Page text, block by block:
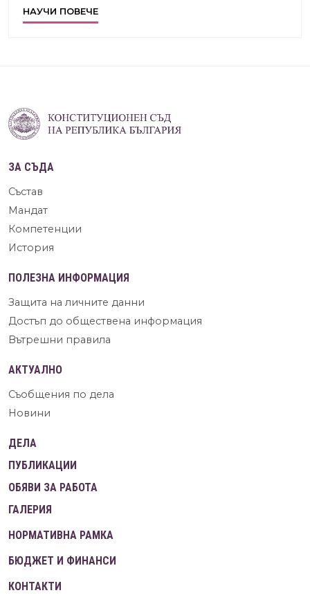
НАУЧИ ПОВЕЧЕ
ЗА СЪДА
Състав
Мандат
Компетенции
История
ПОЛЕЗНА ИНФОРМАЦИЯ
Защита на личните данни
Достъп до обществена информация
Вътрешни правила
АКТУАЛНО
Съобщения по дела
Новини
ДЕЛА
ПУБЛИКАЦИИ
ОБЯВИ ЗА РАБОТА
ГАЛЕРИЯ
НОРМАТИВНА РАМКА
БЮДЖЕТ И ФИНАНСИ
КОНТАКТИ